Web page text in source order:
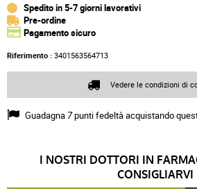
Spedito in 5-7 giorni lavorativi
Pre-ordine
Pagamento sicuro
Riferimento : 3401563564713
Guadagna 7punti fedeltà acquistando
Vedere le condizioni di
I NOSTRI DOTTORI IN
CONSIGLIARVI